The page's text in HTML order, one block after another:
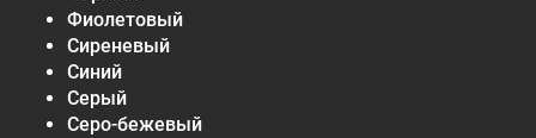
Фиолетовый
Сиреневый
Синий
Серый
Серо-бежевый